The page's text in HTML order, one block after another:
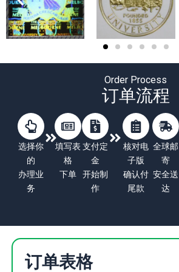
Order Process
订单流程
选择你
的
办理业
务
填写表
格
下单
支付定
金
开始制
作
核对电
子版
确认付
尾款
全球邮
寄
安全送
达
订单表格